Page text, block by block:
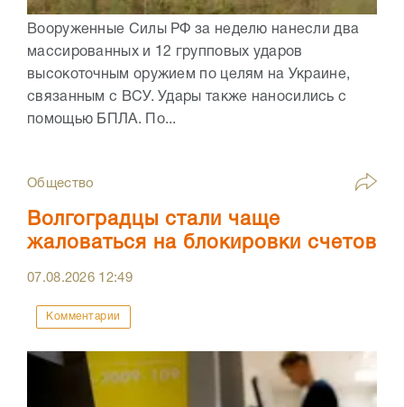
Вооруженные Силы РФ за неделю нанесли два
массированных и 12 групповых ударов
высокоточным оружием по целям на Украине,
связанным с ВСУ. Удары также наносились с
помощью БПЛА. По...
Общество
Волгоградцы стали чаще
жаловаться на блокировки счетов
07.08.2026 12:49
Комментарии